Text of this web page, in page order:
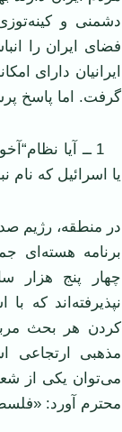
دشمنی و
فضای ايران را
ايرانيان دارای
گرفت. اما پاسخ
1 ــ آيا
يا اسرائيل که
در منطقه، رژيم
برنامه هسته‌ای
چهار پنج هزار
نپذيرفته‌اند که
کردن هر بحث
مذهبی ارتجاعی
می‌توان يکی از
محترم آورد: